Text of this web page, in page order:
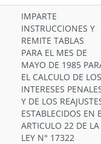
IMPARTE
INSTRUCCIONES Y
REMITE TABLAS
PARA EL MES DE
MAYO DE 1985
EL CALCULO DE LOS
INTERESES
Y DE LOS
ESTABLECIDOS EN
ARTICULO 22 DE LA
LEY N° 17322